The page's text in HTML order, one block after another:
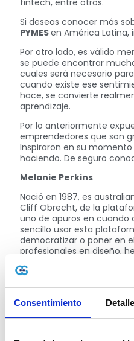
Consentimiento
Si deseas conocer más
PYMESen América Latina,
Por otro lado, es válido
se puede encontrar
cuales será necesario
cuando existe ese
hace, se convierte
aprendizaje.
Por lo anteriormente
emprendedores que son
Inspiraron en su
haciendo. De seguro
Melanie Perkins
Nació en 1987, es
Cliff Obrecht, de la
uno de apuros en cuando
sencillo usar esta
democratizar o poner en
profesionales en diseño,
Empecemos hablando de
tremendo referente